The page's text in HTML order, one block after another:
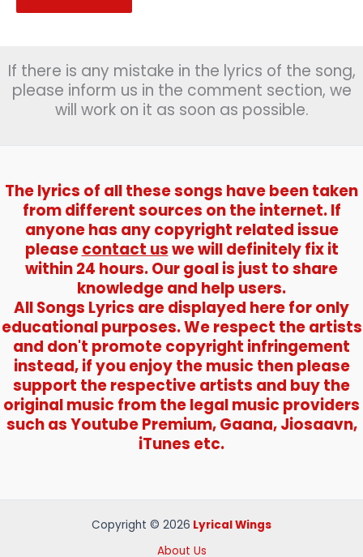
If there is any mistake in the lyrics of the song,
please inform us in the comment section, we
will work on it as soon as possible.
The lyrics of all these songs have been taken
from different sources on the internet. If
anyone has any copyright related issue
pleasecontact uswe will definitely fix it
within 24 hours. Our goal is just to share
knowledge and help users.
All Songs Lyrics are displayed here for only
educational purposes. We respect the artists
and don't promote copyright infringement
instead, if you enjoy the music then please
support the respective artists and buy the
original music from the legal music providers
such as Youtube Premium, Gaana, Jiosaavn,
iTunes etc.
Copyright © 2026 Lyrical Wings
About Us